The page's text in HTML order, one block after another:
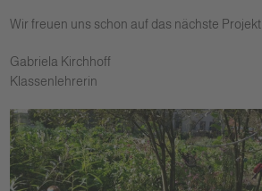
Wir freuen uns schon auf das nächste Projekt.
Gabriela Kirchhoff
Klassenlehrerin